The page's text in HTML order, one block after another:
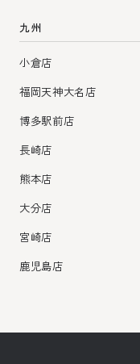
九州
小倉店
福岡天神大名店
博多駅前店
長崎店
熊本店
大分店
宮崎店
鹿児島店